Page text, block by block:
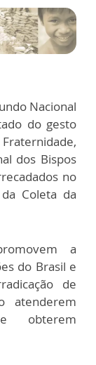
Nacional
do gesto
dos Bispos
no
Coleta da
a
do Brasil e
de
atenderem
obterem